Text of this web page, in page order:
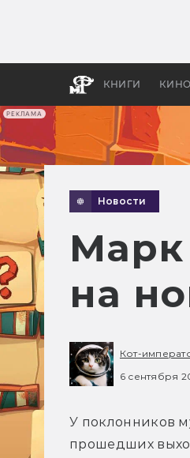
РЕКЛАМА
КНИГИ КИНО
Новости
Марк
на
Кот-
6 сентября
У поклонников
прошедших